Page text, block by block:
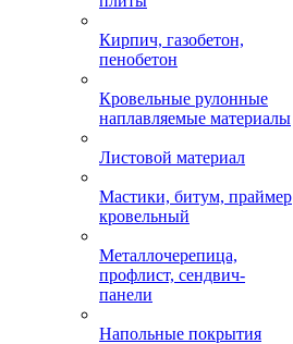
Кирпич, газобетон,
пенобетон
Кровельные рулонные
наплавляемые материалы
Листовой материал
Мастики, битум, праймер
кровельный
Металлочерепица,
профлист, сендвич-
панели
Напольные покрытия